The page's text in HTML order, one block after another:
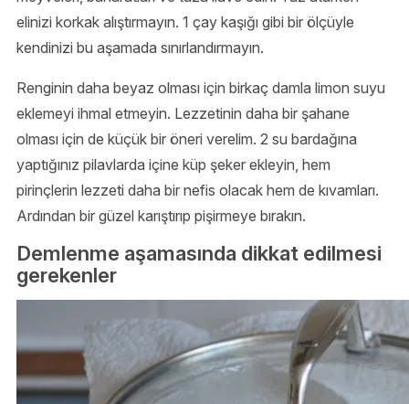
elinizi korkak alıştırmayın. 1 çay kaşığı gibi bir ölçüyle
kendinizi bu aşamada sınırlandırmayın.
Renginin daha beyaz olması için birkaç damla limon suyu
eklemeyi ihmal etmeyin. Lezzetinin daha bir şahane
olması için de küçük bir öneri verelim. 2 su bardağına
yaptığınız pilavlarda içine küp şeker ekleyin, hem
pirinçlerin lezzeti daha bir nefis olacak hem de kıvamları.
Ardından bir güzel karıştırıp pişirmeye bırakın.
Demlenme aşamasında dikkat edilmesi
gerekenler